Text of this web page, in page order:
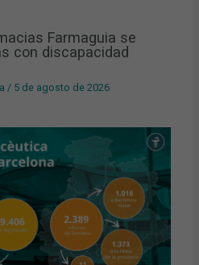
Farmaguia se
con discapacidad
/ 5 de agosto de 2026